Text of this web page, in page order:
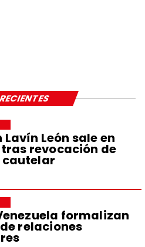
León sale en
revocación de
formalizan
relaciones